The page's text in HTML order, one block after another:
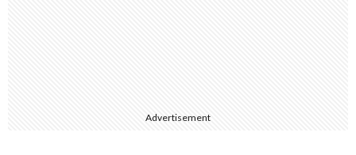
Advertisement